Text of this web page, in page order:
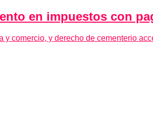
en impuestos con
comercio, y derecho de cementerio